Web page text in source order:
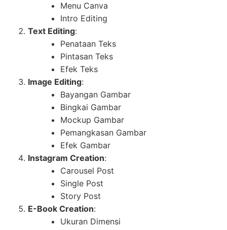
Menu Canva
Intro Editing
Text Editing:
Penataan Teks
Pintasan Teks
Efek Teks
Image Editing:
Bayangan Gambar
Bingkai Gambar
Mockup Gambar
Pemangkasan Gambar
Efek Gambar
Instagram Creation:
Carousel Post
Single Post
Story Post
E-Book Creation:
Ukuran Dimensi